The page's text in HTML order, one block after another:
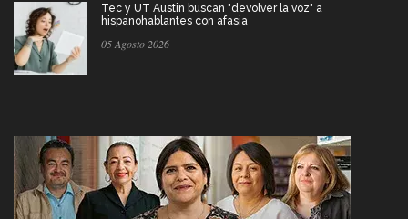
Tec y UT Austin buscan "devolver la voz" a
hispanohablantes con afasia
05 Agosto 2026